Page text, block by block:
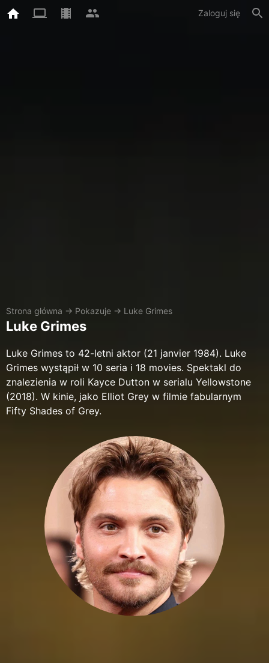
Zaloguj się
Strona główna → Pokazuje → Luke Grimes
Luke Grimes
Luke Grimes to 42-letni aktor (21 janvier 1984). Luke
Grimes wystąpił w 10 seria i 18 movies. Spektakl do
znalezienia w roli Kayce Dutton w serialu Yellowstone
(2018). W kinie, jako Elliot Grey w filmie fabularnym
Fifty Shades of Grey.